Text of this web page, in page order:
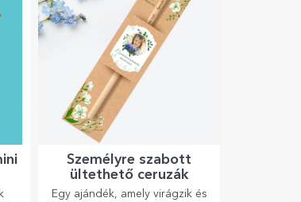
Személyre szabott
ültethető ceruzák
Egy ajándék, amely virágzik és